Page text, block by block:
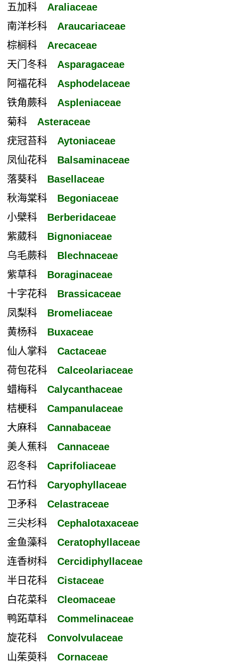
五加科
Araliaceae
南洋杉科
Araucariaceae
棕榈科
Arecaceae
天门冬科
Asparagaceae
阿福花科
Asphodelaceae
铁角蕨科
Aspleniaceae
菊科
Asteraceae
疣冠苔科
Aytoniaceae
凤仙花科
Balsaminaceae
落葵科
Basellaceae
秋海棠科
Begoniaceae
小檗科
Berberidaceae
紫葳科
Bignoniaceae
乌毛蕨科
Blechnaceae
紫草科
Boraginaceae
十字花科
Brassicaceae
凤梨科
Bromeliaceae
黄杨科
Buxaceae
仙人掌科
Cactaceae
荷包花科
Calceolariaceae
蜡梅科
Calycanthaceae
桔梗科
Campanulaceae
大麻科
Cannabaceae
美人蕉科
Cannaceae
忍冬科
Caprifoliaceae
石竹科
Caryophyllaceae
卫矛科
Celastraceae
三尖杉科
Cephalotaxaceae
金鱼藻科
Ceratophyllaceae
连香树科
Cercidiphyllaceae
半日花科
Cistaceae
白花菜科
Cleomaceae
鸭跖草科
Commelinaceae
旋花科
Convolvulaceae
山茱萸科
Cornaceae